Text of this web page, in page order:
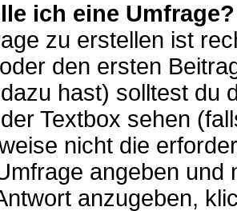
ich eine Umfrage?
zu erstellen ist
den ersten
hast) solltest du
Textbox sehen
nicht die
angeben und
anzugeben,